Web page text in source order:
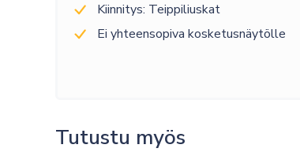
Kiinnitys: Teippiliuskat
Ei yhteensopiva kosketusnäytölle
Tutustu myös